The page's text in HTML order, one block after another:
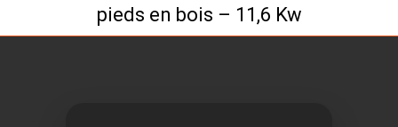
pieds en bois – 11,6 Kw